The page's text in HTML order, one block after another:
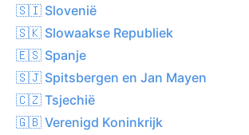
🇸🇮 Slovenië
🇸🇰 Slowaakse Republiek
🇪🇸 Spanje
🇸🇯 Spitsbergen en Jan Mayen
🇨🇿 Tsjechië
🇬🇧 Verenigd Koninkrijk